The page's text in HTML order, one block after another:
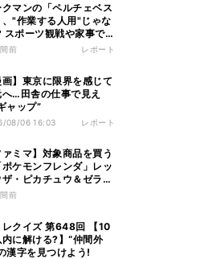
クマンの「ペルチェベス
、"作業する人用"じゃな
スポーツ観戦や家事で
中症&冷え対策に――話
前 レポート
画】東京に限界を感じて
へ…田舎の仕事で見え
ャップ”
08/06 16:03 レポート
ァミマ】対象商品を買う
ポケモンフレンダ」レッ
ザ・ピカチュウ＆ゼラオ
ペシャルフレンダピッ
前
レクイズ 第648回 【10
内に解ける?】“仲間外
漢字を見つけよう!